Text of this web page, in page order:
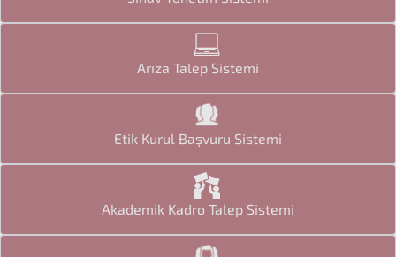
Arıza Talep Sistemi
Etik Kurul Başvuru Sistemi
Akademik Kadro Talep Sistemi